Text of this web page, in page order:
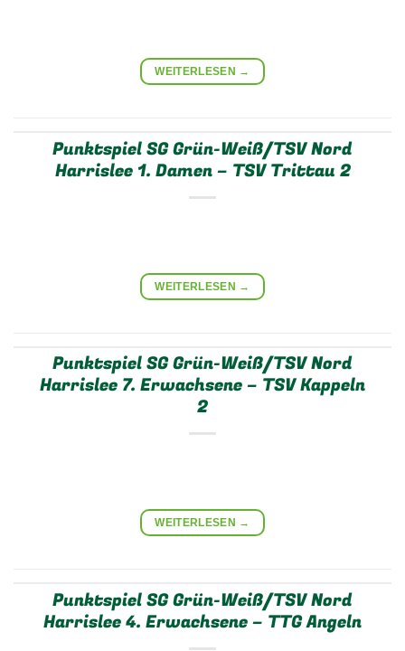
WEITERLESEN →
Punktspiel SG Grün-Weiß/TSV Nord
Harrislee 1. Damen – TSV Trittau 2
WEITERLESEN →
Punktspiel SG Grün-Weiß/TSV Nord
Harrislee 7. Erwachsene – TSV Kappeln
2
WEITERLESEN →
Punktspiel SG Grün-Weiß/TSV Nord
Harrislee 4. Erwachsene – TTG Angeln